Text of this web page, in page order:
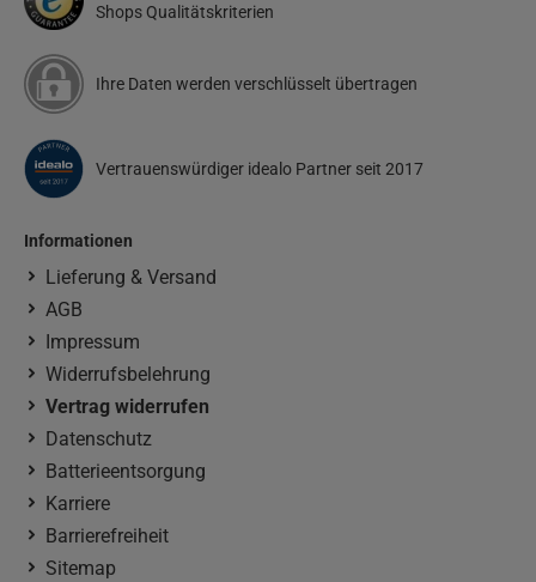
Shops Qualitätskriterien
Ihre Daten werden verschlüsselt übertragen
Vertrauenswürdiger idealo Partner seit 2017
Informationen
Lieferung & Versand
AGB
Impressum
Widerrufsbelehrung
Vertrag widerrufen
Datenschutz
Batterieentsorgung
Karriere
Barrierefreiheit
Sitemap